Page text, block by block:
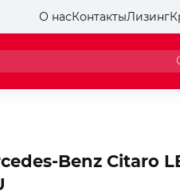
О насКонтактыЛизинг
Benz Citaro